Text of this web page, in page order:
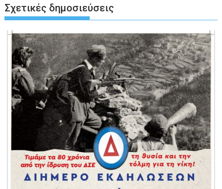
Σχετικές δημοσιεύσεις